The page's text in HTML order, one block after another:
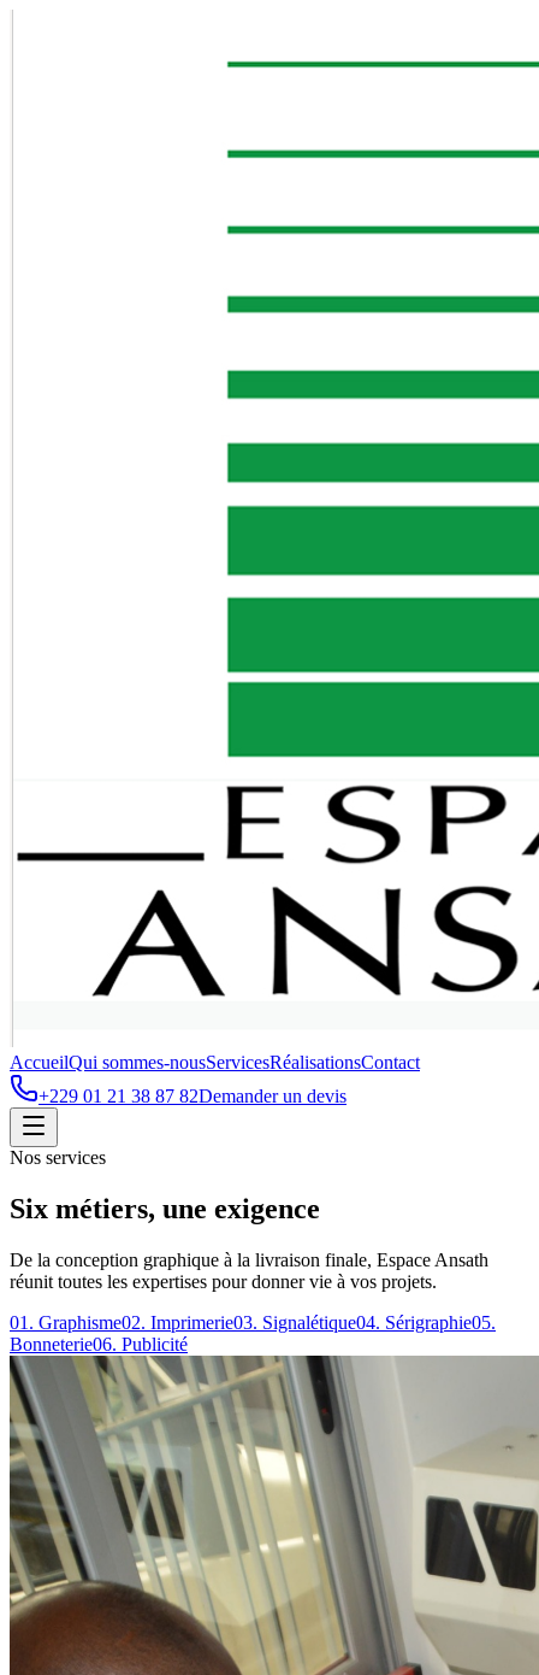
AccueilQui sommes-nousServicesRéalisationsContact
+229 01 21 38 87 82Demander un devis
Nos services
Six métiers, une exigence
De la conception graphique à la livraison finale, Espace Ansath
réunit toutes les expertises pour donner vie à vos projets.
01 . Graphisme02. Imprimerie03. Signalétique04. Sérigraphie05.
Bonneterie06. Publicité